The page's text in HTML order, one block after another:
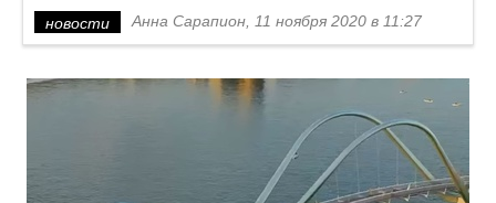
новости Анна Сарапион, 11 ноября 2020 в 11:27